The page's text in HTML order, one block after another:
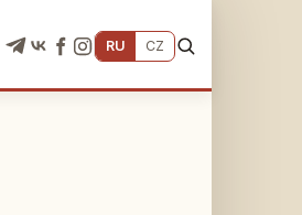
RU CZ